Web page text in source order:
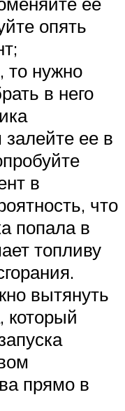
опять
то нужно
в него
ее в
в
что
попала в
топливу
вытянуть
который
прямо в